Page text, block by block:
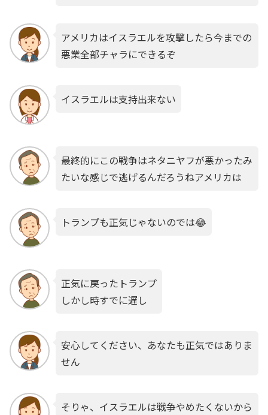
アメリカはイスラエルを攻撃したら今までの
悪業全部チャラにできるぞ
イスラエルは支持出来ない
最終的にこの戦争はネタニヤフが悪かったみ
たいな感じで逃げるんだろうねアメリカは
トランプも正気じゃないのでは😂
正気に戻ったトランプ
しかし時すでに遅し
安心してください、あなたも正気ではありま
せん
そりゃ、イスラエルは戦争やめたくないから